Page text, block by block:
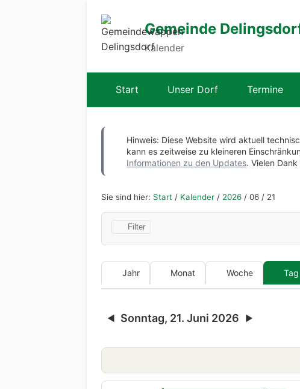
Gemeinde
Kalender
Start Unser Dorf Termine
Hinweis: Diese Website wird aktuell
kann es zeitweise zu kleineren
Informationen zu den Updates. Vielen
Sie sind hier: Start / Kalender / 2026 / 06 / 21
Filter
Jahr Monat Woche Tag
◀ Sonntag, 21. Juni 2026 ▶